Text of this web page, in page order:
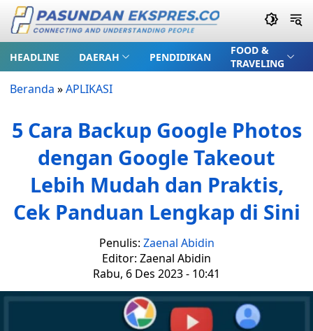
HEADLINE DAERAH PENDIDIKAN
FOOD &
TRAVELING
Beranda »APLIKASI
5 Cara Backup Google Photos
dengan Google Takeout
Lebih Mudah dan Praktis,
Cek Panduan Lengkap di Sini
Penulis: Zaenal Abidin
Editor: Zaenal Abidin
Rabu, 6 Des 2023 - 10:41